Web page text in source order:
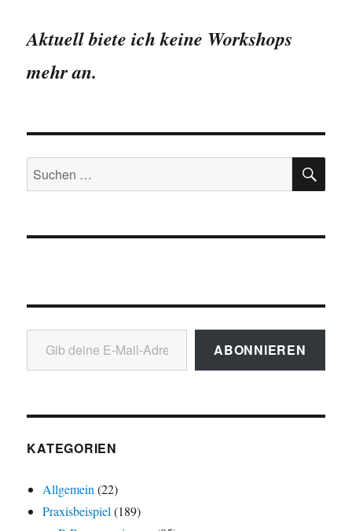
Aktuell biete ich keine Workshops
mehr an.
Suchen
nach:
Gib deine E-Mail-Adresse ein ...
ABONNIEREN
KATEGORIEN
Allgemein(22)
Praxisbeispiel(189)